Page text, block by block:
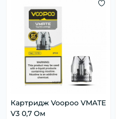
Картридж Voopoo VMATE
V3 0,7 Ом